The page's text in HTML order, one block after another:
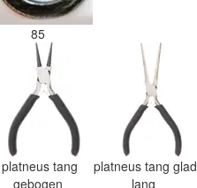
85
platneus tang
gebogen
platneus tang glad
lang